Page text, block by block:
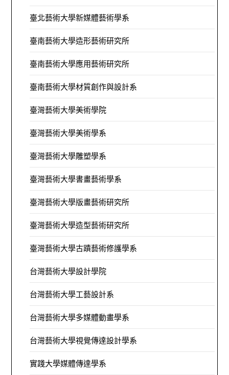
臺北藝術大學新媒體藝術學系
臺南藝術大學造形藝術研究所
臺南藝術大學應用藝術研究所
臺南藝術大學材質創作與設計系
臺灣藝術大學美術學院
臺灣藝術大學美術學系
臺灣藝術大學雕塑學系
臺灣藝術大學書畫藝術學系
臺灣藝術大學版畫藝術研究所
臺灣藝術大學造型藝術研究所
臺灣藝術大學古蹟藝術修護學系
台灣藝術大學設計學院
台灣藝術大學工藝設計系
台灣藝術大學多媒體動畫學系
台灣藝術大學視覺傳達設計學系
實踐大學媒體傳達學系